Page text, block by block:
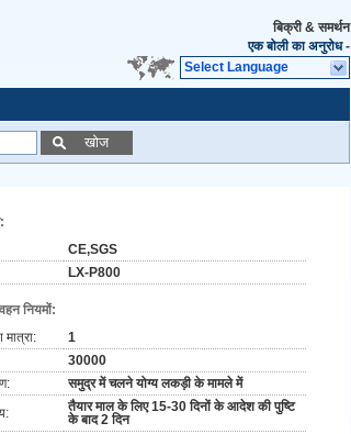
बिक्री & समर्थन
एक बोली का अनुरोध-
Select Language
खोज
CE,SGS
LX-P800
नियमों:
1
30000
समुद्र में चलने योग्य लकड़ी के मामले में
तैयार माल के लिए 15-30 दिनों के आदेश की पुष्टि
के बाद 2 दिन